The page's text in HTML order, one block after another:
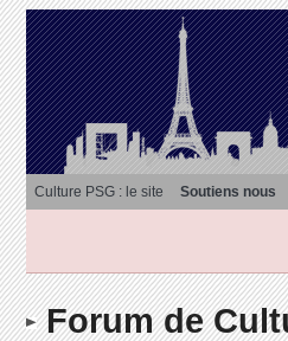
Culture PSG : le site Soutiens nous
Forum de